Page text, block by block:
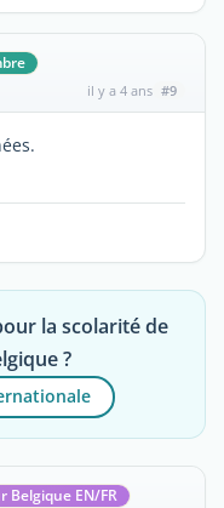
il y a 4 ans #9
la scolarité de
?
Belgique EN/FR